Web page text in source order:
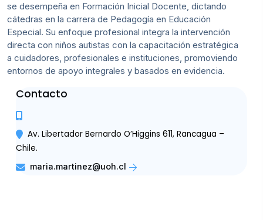
se desempeña en Formación Inicial Docente, dictando
cátedras en la carrera de Pedagogía en Educación
Especial. Su enfoque profesional integra la intervención
directa con niños autistas con la capacitación estratégica
a cuidadores, profesionales e instituciones, promoviendo
entornos de apoyo integrales y basados en evidencia.
Contacto
Av. Libertador Bernardo O’Higgins 611, Rancagua –
Chile.
maria.martinez@uoh.cl